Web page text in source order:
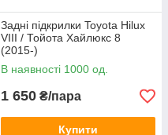
Задні підкрилки Toyota Hilux
VIII / Тойота Хайлюкс 8
(2015-)
В наявності 1000 од.
1 650 ₴/пара
Купити